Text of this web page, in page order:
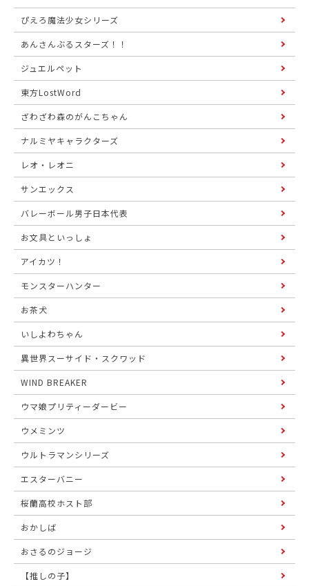
ぴえろ魔法少女シリーズ
あんさんぶるスターズ！！
ジュエルペット
東方LostWord
ざわざわ森のがんこちゃん
ナルミヤキャラクターズ
レオ・レオニ
サンエックス
バレーボール男子日本代表
お文具といっしょ
アイカツ！
モンスターハンター
お茶犬
いしよわちゃん
異世界スーサイド・スクワッド
WIND BREAKER
ウマ娘プリティーダービー
ウメミンツ
ウルトラマンシリーズ
エスターバニー
桜蘭高校ホスト部
おかしば
おさるのジョージ
【推しの子】